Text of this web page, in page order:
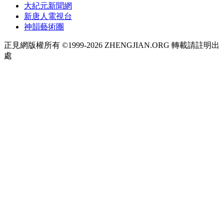
大紀元新聞網
新唐人電視台
神韻藝術團
正見網版權所有 ©1999-2026 ZHENGJIAN.ORG 轉載請註明出
處